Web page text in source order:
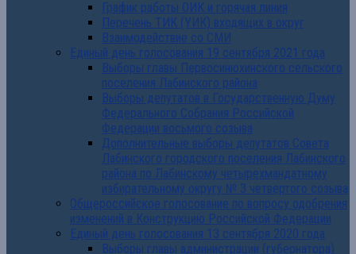
График работы ОИК и горячая линия
Перечень ТИК (УИК) входящих в округ
Взаимодействие со СМИ
Единый день голосования 19 сентября 2021 года
Выборы главы Первосинюхинского сельского
поселения Лабинского района
Выборы депутатов в Государственную Думу
Федерального Собрания Российской
Федерации восьмого созыва
Дополнительные выборы депутатов Совета
Лабинского городского поселения Лабинского
района по Лабинскому четырехмандатному
избирательному округу № 3 четвертого созыва
Общероссийское голосование по вопросу одобрения
изменений в Конструкцию Российской Федерации
Единый день голосования 13 сентября 2020 года
Выборы главы администрации (губернатора)